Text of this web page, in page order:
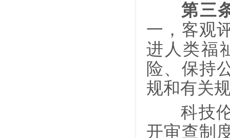
第三
一，客观
进人类福
险、保持
规和有关
科技伦
开审查制